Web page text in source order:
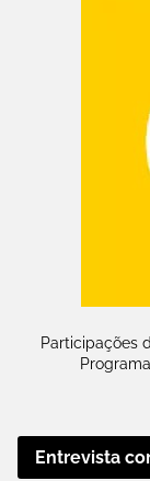
Participações
Entrevista